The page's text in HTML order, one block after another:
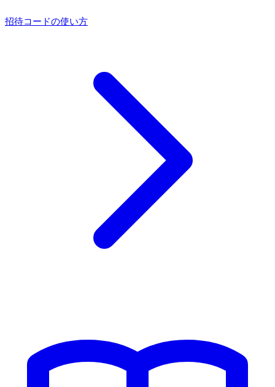
招待コードの使い方